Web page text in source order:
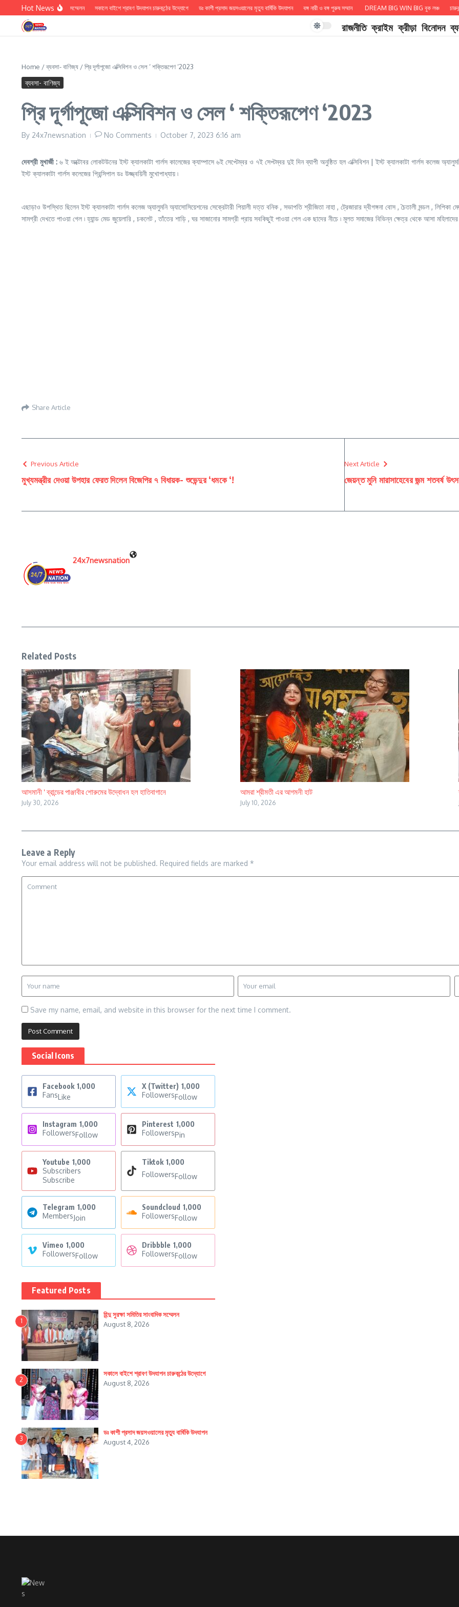
Skip to content
Hot News
হিন্দু সুরক্ষা সমিতির সাংবাদিক সম্মেলন সকালে বাইশে শ্রাবণ উদযাপন চারুকন্ঠের উদ্যোগে ডঃ কাশী প্রসাদ জয়সওয়ালের মৃত্যু বার্ষিকি উদযাপন বঙ্গ নারী ও বঙ্গ পুরুষ সম্মান DREAM BIG WIN BIG বুক লঞ্চ চারুকন্ঠ
রাজনীতি ক্রাইম ক্রীড়া বিনোদন
Home /ব্যবসা- বাণিজ্য /প্রি দূর্গাপূজো এক্সিবিশন ও সেল ‘ শক্তিরূপেণ ‘2023
ব্যবসা- বাণিজ্য
প্রি দূর্গাপূজো এক্সিবিশন ও সেল ‘ শক্তিরূপেণ ‘2023
By 24x7newsnation No Comments October 7, 2023 6:16 am
দেবশ্রী মুখার্জী : ৬ ই অক্টোবর লোকটউনের ইস্ট ক্যালকাটা গার্লস কালেজের ক্যাম্পাসে ৬ই সেপ্টেম্বর ও ৭ই সেপ্টম্বর দুই দিন ব্যাপী অনুষ্ঠিত হল এক্সিবিশন | ইস্ট ক্যালকাটা গার্লস কলেজ
ইস্ট ক্যালকাটা গার্লস কলেজের প্রিন্সিপাল ডঃ উজ্জ্বয়িনী মুখোপাধ্যায় ৷
এছাড়াও উপস্থিত ছিলেন ইস্ট ক্যালকাটা গার্লস কলেজ অ্যালুমনি অ্যাসোসিয়েশনের সেক্রেটারী পিয়ালী দত্ত বনিক , সভাপতি শ্রীজিতা নাহা , ট্রেজারার দ্বীগঙ্গনা বোস , চৈতালী মন্ডল , লিপিকা
সামগ্রী দেখতে পাওয়া গেল ৷ হ্যান্ড মেড জুয়েলারি , চকলেট , তাঁতের শাড়ি , ঘর সাজানোর সামগ্রী প্রায় সবকিছুই পাওয়া গেল এক ছাদের নীচে ৷ মূলত সমাজের বিভিন্ন ক্ষেত্র থেকে আসা
Share Article
Previous Article
মুখ্যমন্ত্রীর দেওয়া উপহার ফেরত দিলেন বিজেপির ৭ বিধায়ক- শুভেন্দুর ‘ধমকে ‘!
Next Article
জেয়ন্ত মুনি মারাসাহেবের জন্ম শতবর্ষ
24x7newsnation
Related Posts
আসমানী ‘ ব্রান্ডের পাঞ্জাবীর শোরুমের উদ্বোধন হল হাতিবাগানে
July 30, 2026
আমরা শ্রীমতী এর আগমনী হাট
July 10, 2026
Leave a Reply
Your email address will not be published. Required fields are marked *
Save my name, email, and website in this browser for the next time I comment.
Social Icons
Facebook 1,000
FansLike
X (Twitter) 1,000
FollowersFollow
Instagram 1,000
FollowersFollow
Pinterest 1,000
FollowersPin
Youtube 1,000
Subscribers
Subscribe
Tiktok 1,000
FollowersFollow
Telegram 1,000
MembersJoin
Soundcloud 1,000
FollowersFollow
Vimeo 1,000
FollowersFollow
Dribbble 1,000
FollowersFollow
Featured Posts
1
হিন্দু সুরক্ষা সমিতির সাংবাদিক সম্মেলন
August 8, 2026
2
সকালে বাইশে শ্রাবণ উদযাপন চারুকন্ঠের উদ্যোগে
August 8, 2026
3
ডঃ কাশী প্রসাদ জয়সওয়ালের মৃত্যু বার্ষিকি উদযাপন
August 4, 2026